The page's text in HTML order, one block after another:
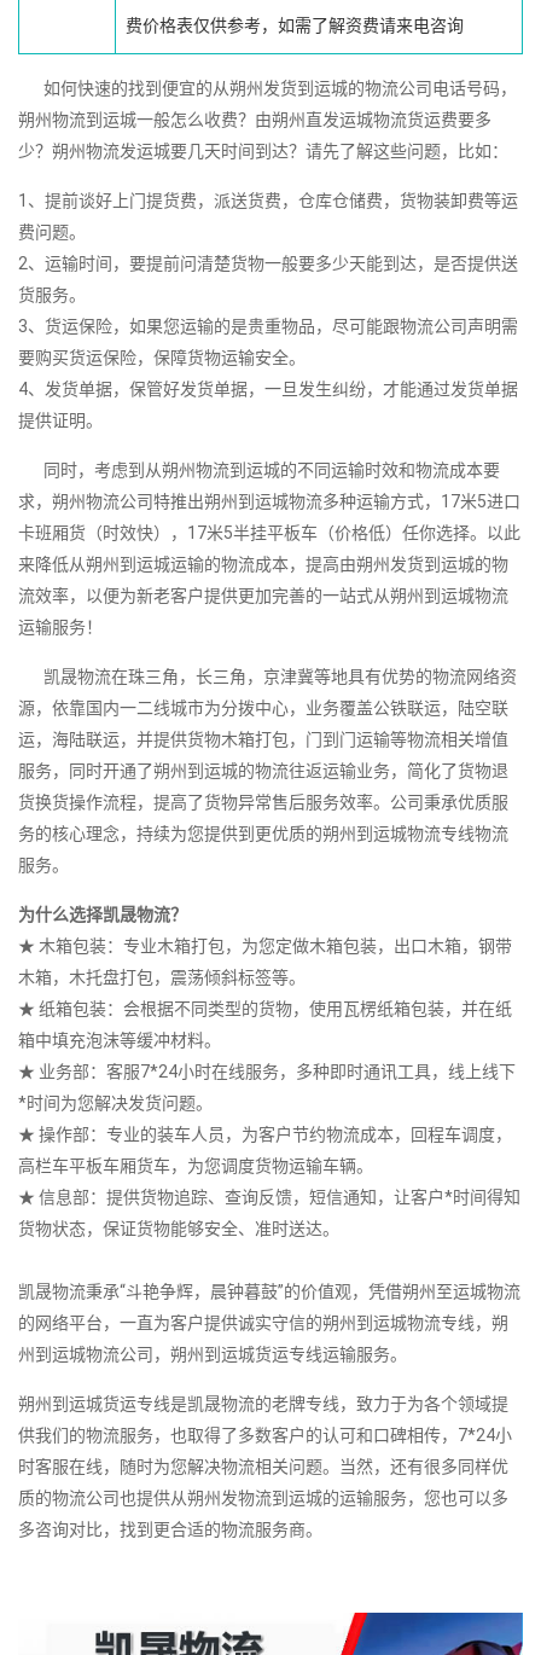
费价格表仅供参考，如需了解资费请来电咨询
如何快速的找到便宜的从朔州发货到运城的物流公司电话号码，
朔州物流到运城一般怎么收费？由朔州直发运城物流货运费要多
少？朔州物流发运城要几天时间到达？请先了解这些问题，比如：
1、提前谈好上门提货费，派送货费，仓库仓储费，货物装卸费等运
费问题。
2、运输时间，要提前问清楚货物一般要多少天能到达，是否提供送
货服务。
3、货运保险，如果您运输的是贵重物品，尽可能跟物流公司声明需
要购买货运保险，保障货物运输安全。
4、发货单据，保管好发货单据，一旦发生纠纷，才能通过发货单据
提供证明。
同时，考虑到从朔州物流到运城的不同运输时效和物流成本要
求，朔州物流公司特推出朔州到运城物流多种运输方式，17米5进口
卡班厢货（时效快），17米5半挂平板车（价格低）任你选择。以此
来降低从朔州到运城运输的物流成本，提高由朔州发货到运城的物
流效率，以便为新老客户提供更加完善的一站式从朔州到运城物流
运输服务！
凯晟物流在珠三角，长三角，京津冀等地具有优势的物流网络资
源，依靠国内一二线城市为分拨中心，业务覆盖公铁联运，陆空联
运，海陆联运，并提供货物木箱打包，门到门运输等物流相关增值
服务，同时开通了朔州到运城的物流往返运输业务，简化了货物退
货换货操作流程，提高了货物异常售后服务效率。公司秉承优质服
务的核心理念，持续为您提供到更优质的朔州到运城物流专线物流
服务。
为什么选择凯晟物流？
★ 木箱包装：专业木箱打包，为您定做木箱包装，出口木箱，钢带
木箱，木托盘打包，震荡倾斜标签等。
★ 纸箱包装：会根据不同类型的货物，使用瓦楞纸箱包装，并在纸
箱中填充泡沫等缓冲材料。
★ 业务部：客服7*24小时在线服务，多种即时通讯工具，线上线下
*时间为您解决发货问题。
★ 操作部：专业的装车人员，为客户节约物流成本，回程车调度，
高栏车平板车厢货车，为您调度货物运输车辆。
★ 信息部：提供货物追踪、查询反馈，短信通知，让客户*时间得知
货物状态，保证货物能够安全、准时送达。
凯晟物流秉承“斗艳争辉，晨钟暮鼓”的价值观，凭借朔州至运城物流
的网络平台，一直为客户提供诚实守信的朔州到运城物流专线，朔
州到运城物流公司，朔州到运城货运专线运输服务。
朔州到运城货运专线是凯晟物流的老牌专线，致力于为各个领域提
供我们的物流服务，也取得了多数客户的认可和口碑相传，7*24小
时客服在线，随时为您解决物流相关问题。当然，还有很多同样优
质的物流公司也提供从朔州发物流到运城的运输服务，您也可以多
多咨询对比，找到更合适的物流服务商。